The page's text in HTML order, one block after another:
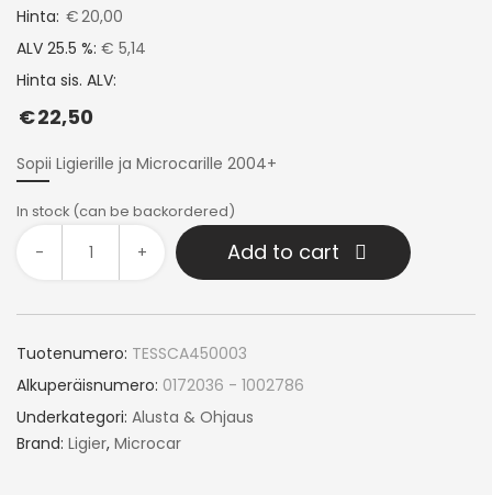
Hinta: €20,00
ALV 25.5 %: € 5,14
Hinta sis. ALV:
€22,50
Sopii Ligierille ja Microcarille 2004+
In stock (can be backordered)
- + Add to cart
Tuotenumero: TESSCA450003
Alkuperäisnumero: 0172036 - 1002786
Underkategori: Alusta & Ohjaus
Brand: Ligier, Microcar